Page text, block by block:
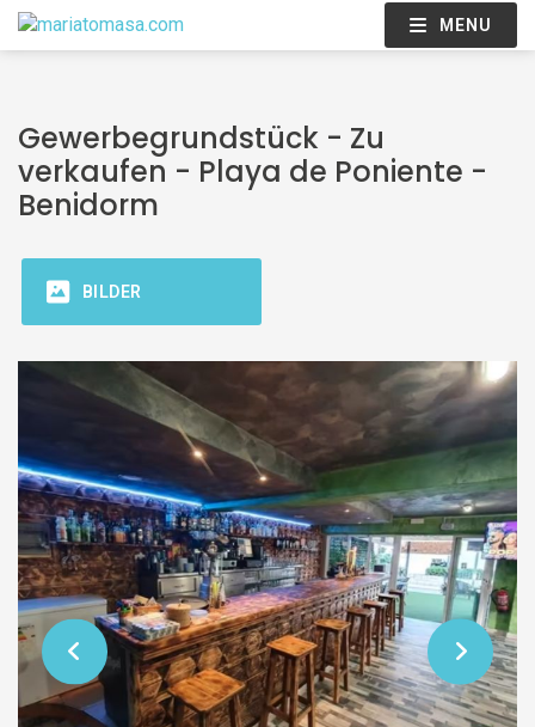
MENU
Gewerbegrundstück - Zu
verkaufen - Playa de Poniente -
Benidorm
BILDER